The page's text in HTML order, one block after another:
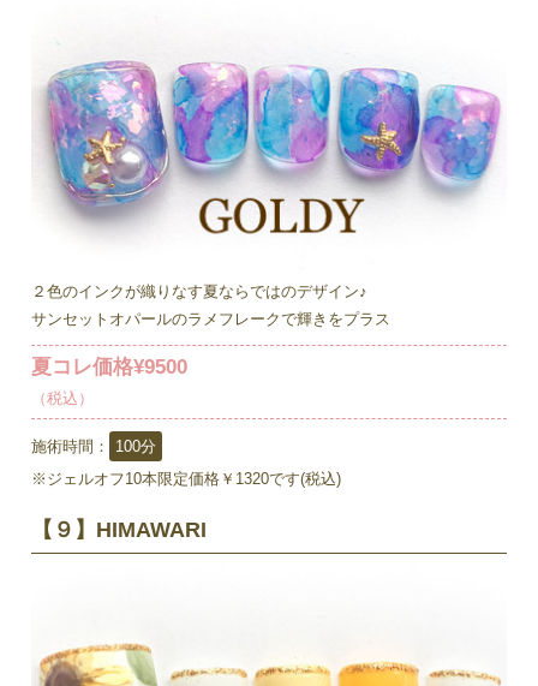
２色のインクが織りなす夏ならではのデザイン♪
サンセットオパールのラメフレークで輝きをプラス
夏コレ価格¥9500
（税込）
施術時間：
100分
※ジェルオフ10本限定価格￥1320です(税込)
【９】HIMAWARI